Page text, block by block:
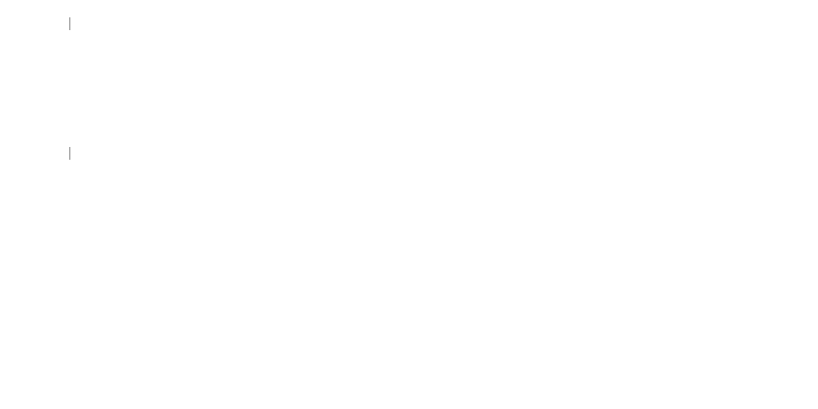
|
|